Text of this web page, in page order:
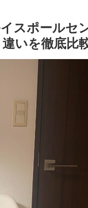
スポールセ
いを徹底比